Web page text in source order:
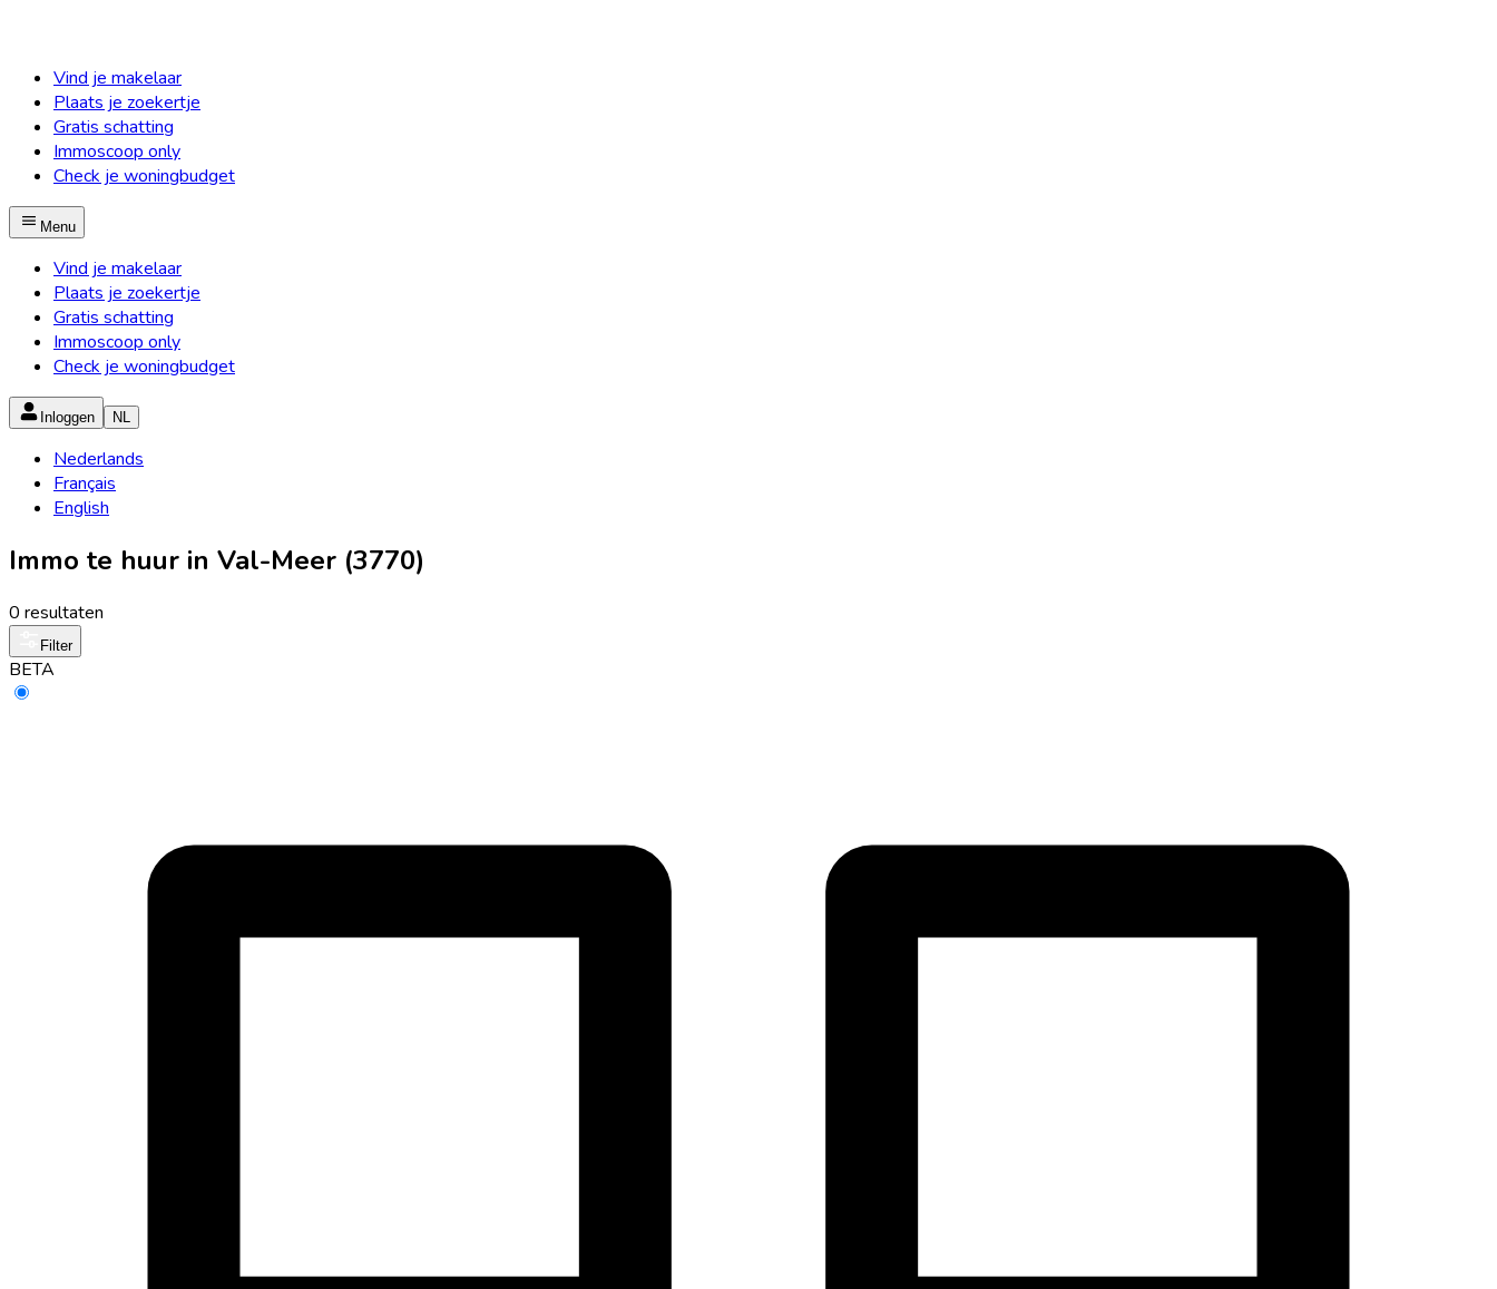
Vind je makelaar
Plaats je zoekertje
Gratis schatting
Immoscoop only
Check je woningbudget
Menu
Vind je makelaar
Plaats je zoekertje
Gratis schatting
Immoscoop only
Check je woningbudget
Inloggen NL
Nederlands
Français
English
Immo te huur in Val-Meer (3770)
0 resultaten
Filter
BETA